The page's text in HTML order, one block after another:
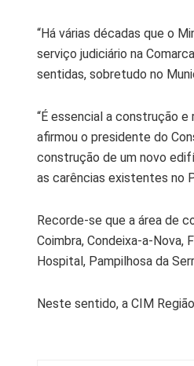
“Há várias décadas que o
serviço judiciário na
sentidas, sobretudo no
“É essencial a construção
afirmou o presidente do
construção de um novo
as carências existentes no
Recorde-se que a área de
Coimbra, Condeixa-a-Nova,
Hospital, Pampilhosa da
Neste sentido, a CIM